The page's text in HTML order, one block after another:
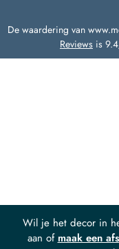
Wil je het decor in
aan of maak een
De waardering van
Reviews is